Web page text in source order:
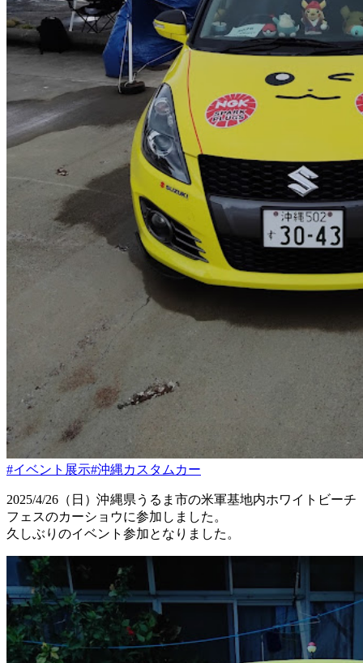
#イベント展示#沖縄カスタムカー
2025/4/26（日）沖縄県うるま市の米軍基地内ホワイトビーチ
フェスのカーショウに参加しました。
久しぶりのイベント参加となりました。